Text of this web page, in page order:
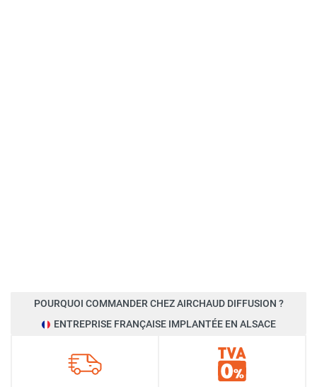
POURQUOI COMMANDER CHEZ AIRCHAUD DIFFUSION ?
ENTREPRISE FRANÇAISE IMPLANTÉE EN ALSACE